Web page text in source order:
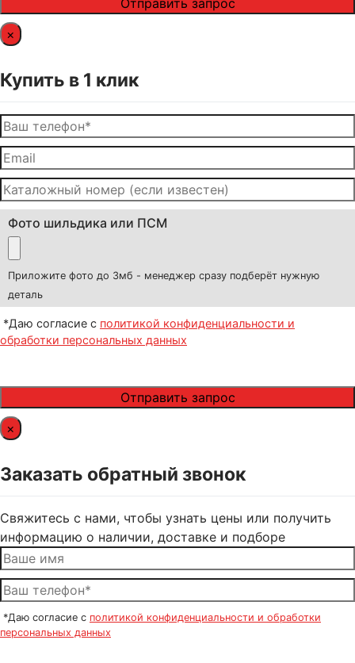
×
Купить в 1 клик
Фото шильдика или ПСМ
Приложите фото до 3мб - менеджер сразу подберёт нужную
деталь
*Даю согласие с политикой конфиденциальности и
обработки персональных данных
×
Заказать обратный звонок
Свяжитесь с нами, чтобы узнать цены или получить
информацию о наличии, доставке и подборе
*Даю согласие с политикой конфиденциальности и обработки
персональных данных